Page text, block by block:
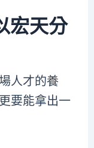
宏天分
人才的養
要能拿出一